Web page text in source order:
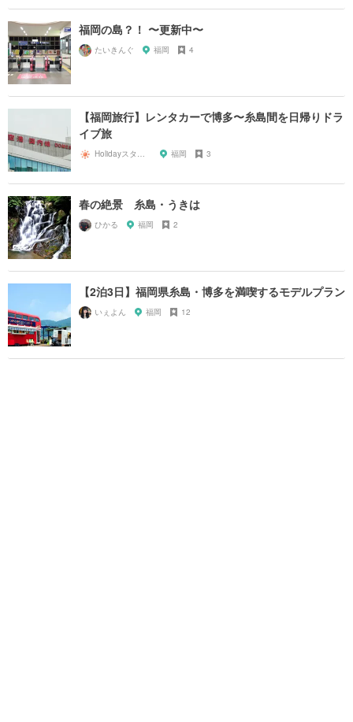
福岡の島？！ 〜更新中〜
たいきんぐ 福岡 4
【福岡旅行】レンタカーで博多〜糸島間を日帰りドラ
イブ旅
Holidayスタッフ 福岡 3
春の絶景 糸島・うきは
ひかる 福岡 2
【2泊3日】福岡県糸島・博多を満喫するモデルプラン
いぇよん 福岡 12